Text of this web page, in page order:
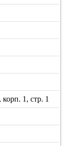
1, стр. 1